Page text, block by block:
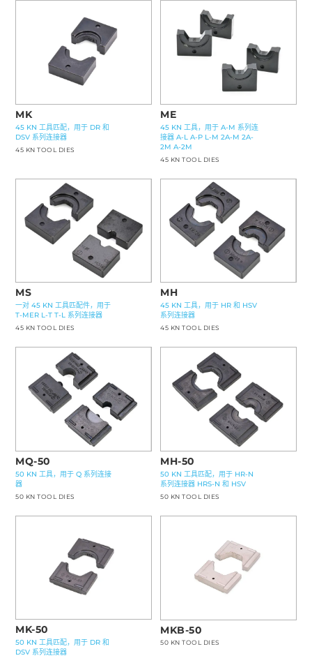
MK
45 KN 工具匹配，用于 DR 和
DSV 系列连接器
45 KN TOOL DIES
ME
45 KN 工具，用于 A-M 系列连
接器 A-L A-P L-M 2A-M 2A-
2M A-2M
45 KN TOOL DIES
MS
一对 45 KN 工具匹配件，用于
T-MER L-T T-L 系列连接器
45 KN TOOL DIES
MH
45 KN 工具，用于 HR 和 HSV
系列连接器
45 KN TOOL DIES
MQ-50
50 KN 工具，用于 Q 系列连接
器
50 KN TOOL DIES
MH-50
50 KN 工具匹配，用于 HR-N
系列连接器 HRS-N 和 HSV
50 KN TOOL DIES
MK-50
50 KN 工具匹配，用于 DR 和
DSV 系列连接器
MKB-50
50 KN TOOL DIES